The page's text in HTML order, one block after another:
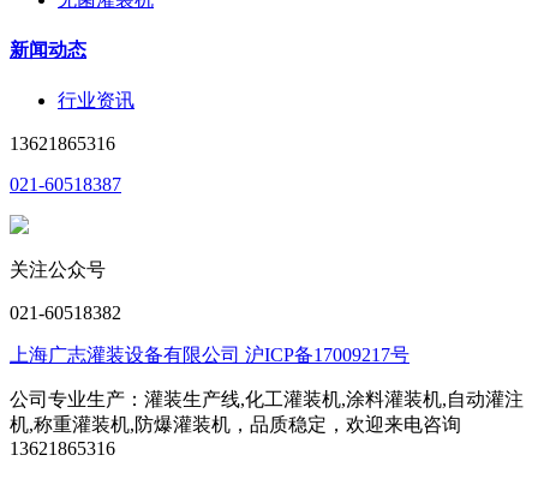
新闻动态
行业资讯
13621865316
021-60518387
关注公众号
021-60518382
上海广志灌装设备有限公司 沪ICP备17009217号
公司专业生产：灌装生产线,化工灌装机,涂料灌装机,自动灌注
机,称重灌装机,防爆灌装机，品质稳定，欢迎来电咨询
13621865316